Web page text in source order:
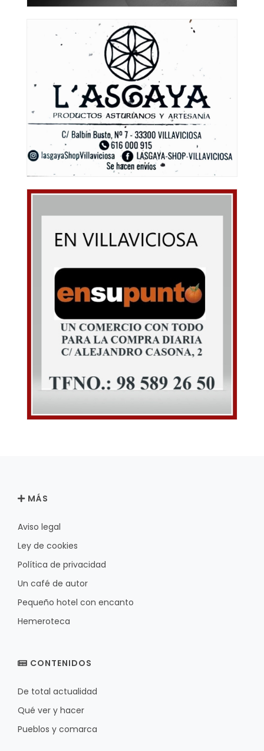
MÁS
Aviso legal
Ley de cookies
Política de privacidad
Un café de autor
Pequeño hotel con encanto
Hemeroteca
CONTENIDOS
De total actualidad
Qué ver y hacer
Pueblos y comarca